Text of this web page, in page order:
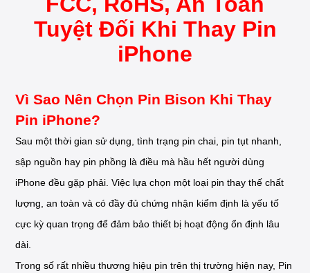
Tuyệt Đối Khi Thay Pin
iPhone
Vì Sao Nên Chọn Pin Bison Khi Thay
Pin iPhone?
Sau một thời gian sử dụng, tình trạng pin chai, pin tụt nhanh,
sập nguồn hay pin phồng là điều mà hầu hết người dùng
iPhone đều gặp phải. Việc lựa chọn một loại pin thay thế chất
lượng, an toàn và có đầy đủ chứng nhận kiểm định là yếu tố
cực kỳ quan trọng để đảm bảo thiết bị hoạt động ổn định lâu
dài.
Trong số rất nhiều thương hiệu pin trên thị trường hiện nay, Pin